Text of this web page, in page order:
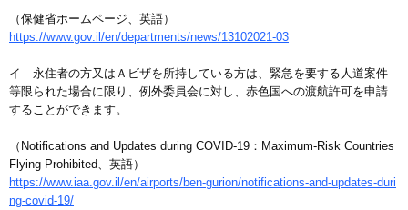
（保健省ホームページ、英語）
https://www.gov.il/en/departments/news/13102021-03
イ 永住者の方又はＡビザを所持している方は、緊急を要する人道案件
等限られた場合に限り、例外委員会に対し、赤色国への渡航許可を申請
することができます。
（Notifications and Updates during COVID-19：Maximum-Risk Countries
Flying Prohibited、英語）
https://www.iaa.gov.il/en/airports/ben-gurion/notifications-and-updates-duri
ng-covid-19/